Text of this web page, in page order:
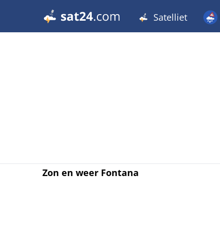
Satelliet
Zon en weer Fontana